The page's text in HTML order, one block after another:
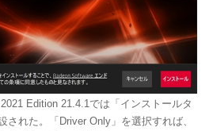
Edition 21.4.1では「インストールタ
された。「Driver Only」を選択すれば、